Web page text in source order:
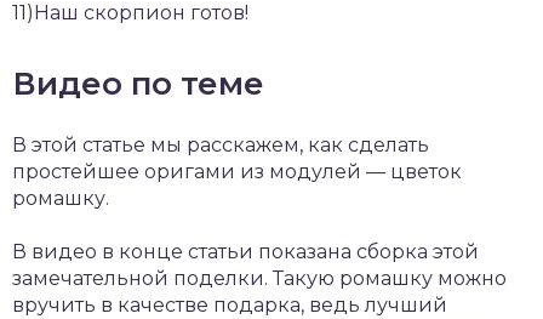
11)Наш скорпион готов!
Видео по теме
В этой статье мы расскажем, как сделать
простейшее оригами из модулей — цветок
ромашку.
В видео в конце статьи показана сборка этой
замечательной поделки. Такую ромашку можно
вручить в качестве подарка, ведь лучший